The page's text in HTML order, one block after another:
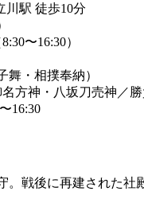
川駅 徒歩10分
〜16:30）
舞・相撲奉納）
方神・八坂刀売神／
16:30
。戦後に再建された社